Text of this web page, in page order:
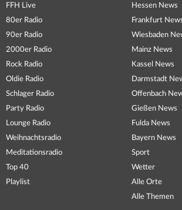
FFH Live
80er Radio
90er Radio
2000er Radio
Rock Radio
Oldie Radio
Schlager Radio
Party Radio
Lounge Radio
Weihnachtsradio
Meditationsradio
Top 40
Playlist
Hessen News
Frankfurt
Wiesbaden
Mainz News
Kassel News
Darmstadt
Offenbach
Gießen News
Fulda News
Bayern News
Sport
Wetter
Alle Orte
Alle Themen